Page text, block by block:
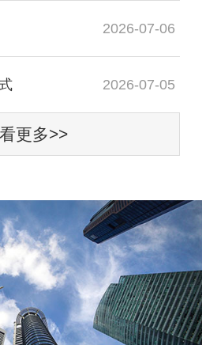
2026-07-06
2026-07-05
更多>>